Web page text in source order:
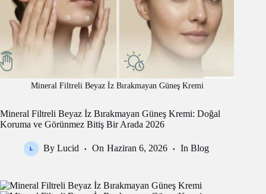
Mineral Filtreli Beyaz İz Bırakmayan Güneş Kremi
Mineral Filtreli Beyaz İz Bırakmayan Güneş Kremi: Doğal
Koruma ve Görünmez Bitiş Bir Arada 2026
By Lucid On Haziran 6, 2026 In Blog